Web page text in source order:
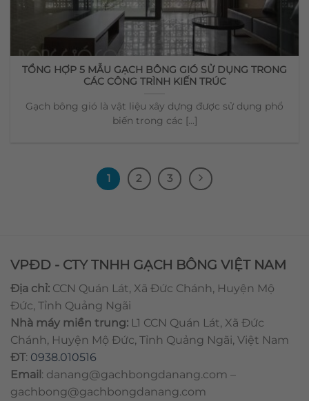
TỔNG HỢP 5 MẪU GẠCH BÔNG GIÓ SỬ DỤNG TRONG
CÁC CÔNG TRÌNH KIẾN TRÚC
Gạch bông gió là vật liệu xây dựng được sử dụng phổ
biến trong các [...]
1 2 3
VPĐD - CTY TNHH GẠCH BÔNG VIỆT NAM
Địa chỉ: CCN Quán Lát, Xã Đức Chánh, Huyện Mộ
Đức, Tỉnh Quảng Ngãi
Nhà máy miền trung: L1 CCN Quán Lát, Xã Đức
Chánh, Huyện Mộ Đức, Tỉnh Quảng Ngãi, Việt Nam
ĐT: 0938.010516
Email: danang@gachbongdanang.com –
gachbong@gachbongdanang.com